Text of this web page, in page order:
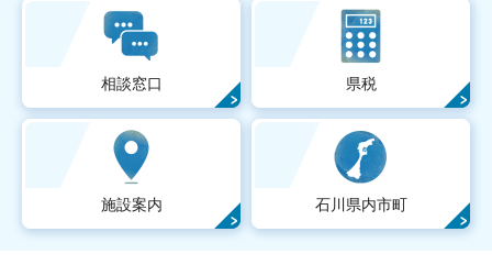
相談窓口 県税
施設案内 石川県内市町